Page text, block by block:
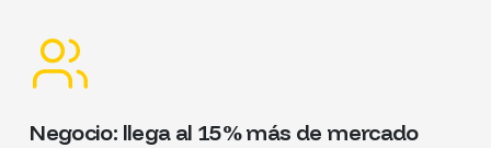
Negocio: llega al 15% más de mercado